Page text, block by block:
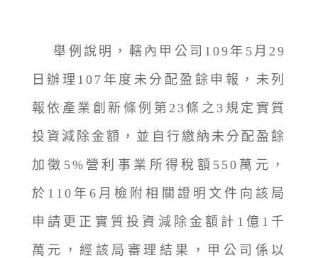
舉例說明，轄內甲公司109年5月29
日辦理107年度未分配盈餘申報，未列
報依產業創新條例第23條之3規定實質
投資減除金額，並自行繳納未分配盈餘
加徵5%營利事業所得稅額550萬元，
於110年6月檢附相關證明文件向該局
申請更正實質投資減除金額計1億1千
萬元，經該局審理結果，甲公司係以